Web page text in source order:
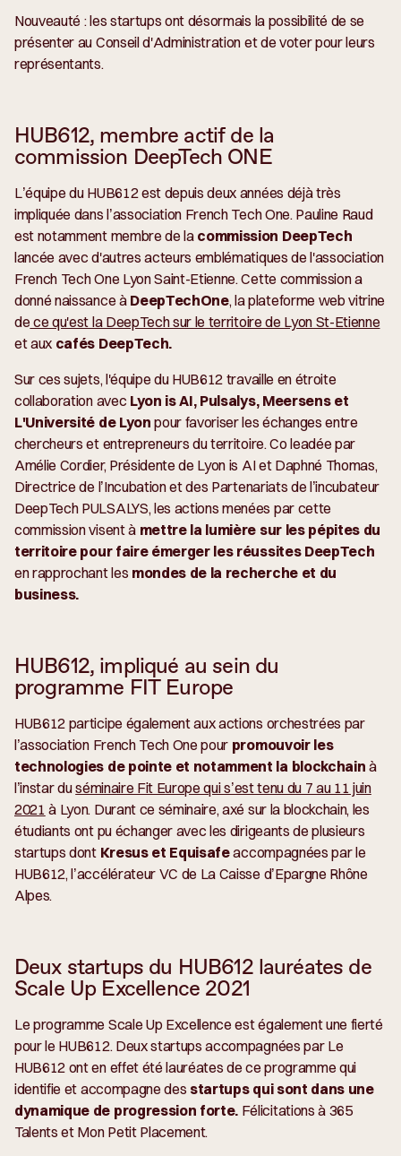
Nouveauté : les startups ont désormais la possibilité de se
présenter au Conseil d'Administration et de voter pour leurs
représentants.
HUB612, membre actif de la
commission DeepTech ONE
L’équipe du HUB612 est depuis deux années déjà très
impliquée dans l’association French Tech One. Pauline Raud
est notamment membre de la commission DeepTech
lancée avec d'autres acteurs emblématiques de l'association
French Tech One Lyon Saint-Etienne. Cette commission a
donné naissance àDeepTechOne, la plateforme web vitrine
de ce qu'est la DeepTech sur le territoire de Lyon St-Etienne
et aux cafés DeepTech.
Sur ces sujets, l'équipe du HUB612 travaille en étroite
collaboration avec Lyon is AI, Pulsalys, Meersens et
L'Université de Lyon pour favoriser les échanges entre
chercheurs et entrepreneurs du territoire. Co leadée par
Amélie Cordier, Présidente de Lyon is AI et Daphné Thomas,
Directrice de l’Incubation et des Partenariats de l’incubateur
DeepTech PULSALYS, les actions menées par cette
commission visent à mettre la lumière sur les pépites du
territoire pour faire émerger les réussites DeepTech
en rapprochant les mondes de la recherche et du
business.
HUB612, impliqué au sein du
programme FIT Europe
HUB612 participe également aux actions orchestrées par
l’association French Tech One pour promouvoir les
technologies de pointe et notamment la blockchain à
l’instar duséminaire Fit Europe qui s’est tenu du 7 au 11 juin
2021 à Lyon. Durant ce séminaire, axé sur la blockchain, les
étudiants ont pu échanger avec les dirigeants de plusieurs
startups dont Kresus et Equisafeaccompagnées par le
HUB612, l’accélérateur VC de La Caisse d’Epargne Rhône
Alpes.
Deux startups du HUB612 lauréates de
Scale Up Excellence 2021
Le programme Scale Up Excellence est également une fierté
pour le HUB612. Deux startups accompagnées par Le
HUB612 ont en effet été lauréates de ce programme qui
identifie et accompagne des startups qui sont dans une
dynamique de progression forte. Félicitations à 365
Talents et Mon Petit Placement.